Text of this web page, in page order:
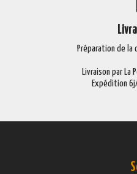
Préparation de la
Livraison par La
Expédition